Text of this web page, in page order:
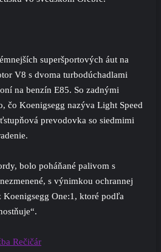
superšportových áut na
V8 s dvoma turbodúchadlami
na benzín E85. So zadnými
čo Koenigsegg nazýva Light Speed
prevodovka so siedmimi
bolo poháňané palivom s
s výnimkou ochrannej
One:1, ktoré podľa